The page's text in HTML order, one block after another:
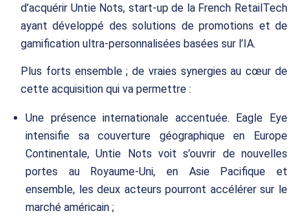
d’acquérir Untie Nots, start-up de la French RetailTech
ayant développé des solutions de promotions et de
gamification ultra-personnalisées basées sur l’IA.
Plus forts ensemble ; de vraies synergies au cœur de
cette acquisition qui va permettre :
Une présence internationale accentuée. Eagle Eye
intensifie sa couverture géographique en Europe
Continentale, Untie Nots voit s’ouvrir de nouvelles
portes au Royaume-Uni, en Asie Pacifique et
ensemble, les deux acteurs pourront accélérer sur le
marché américain ;